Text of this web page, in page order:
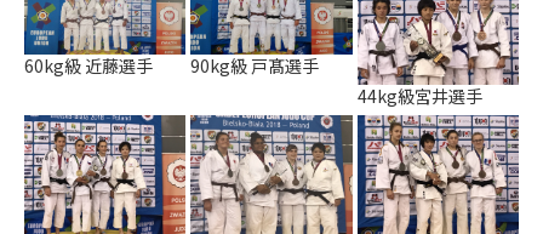
60kg級 近藤選手
90kg級 戸髙選手
44kg級宮井選手